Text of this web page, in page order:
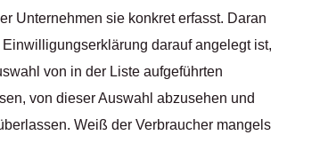
Unternehmen sie konkret erfasst. Daran
darauf angelegt ist,
von in der Liste aufgeführten
von dieser Auswahl abzusehen und
Weiß der Verbraucher mangels